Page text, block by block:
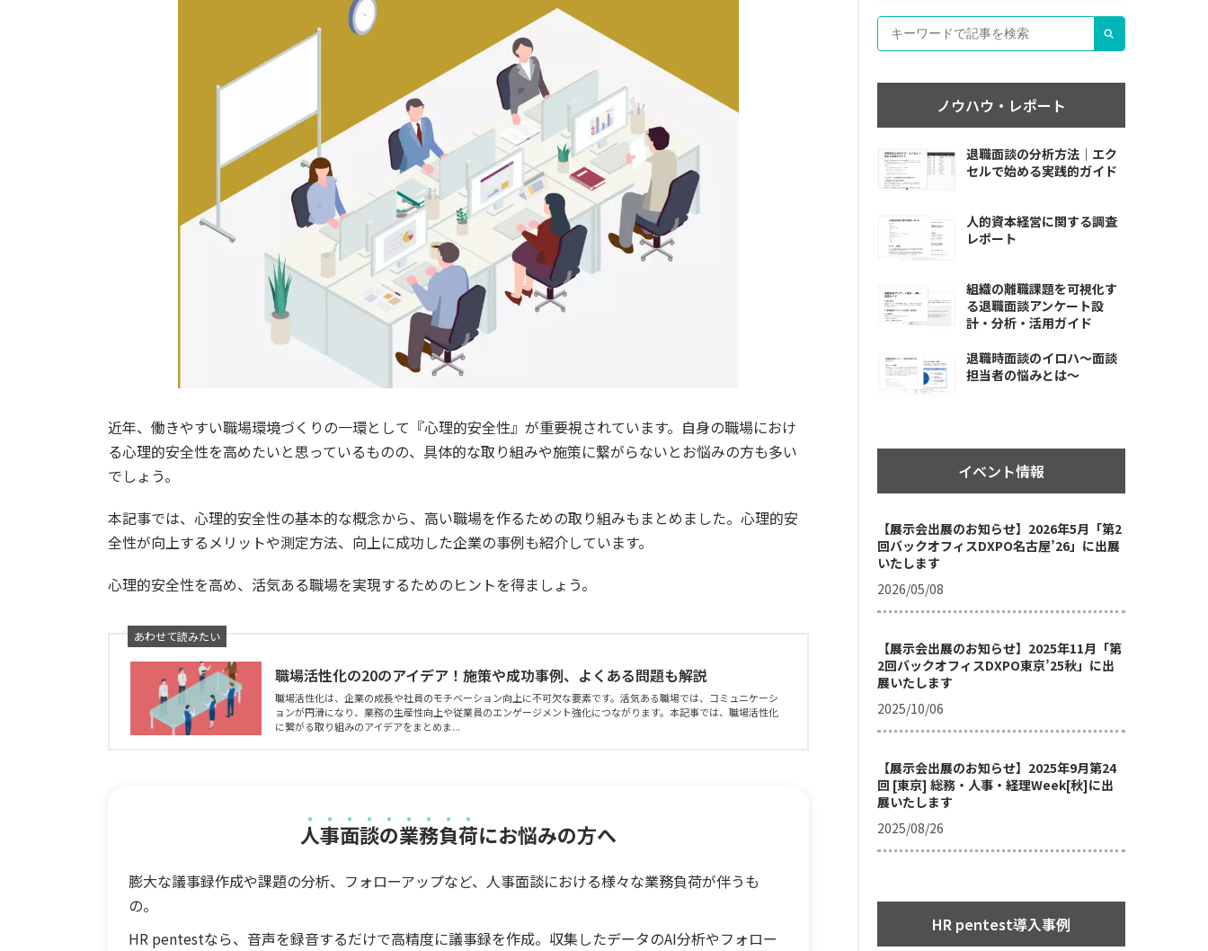
近年、働きやすい職場環境づくりの一環として『心理的安全性』が重要視されています。自身の職場におけ
る心理的安全性を高めたいと思っているものの、具体的な取り組みや施策に繋がらないとお悩みの方も多い
でしょう。
本記事では、心理的安全性の基本的な概念から、高い職場を作るための取り組みもまとめました。心理的安
全性が向上するメリットや測定方法、向上に成功した企業の事例も紹介しています。
心理的安全性を高め、活気ある職場を実現するためのヒントを得ましょう。
職場活性化の20のアイデア！施策や成功事例、よくある問題も解説
職場活性化は、企業の成長や社員のモチベーション向上に不可欠な要素です。活気ある職場では、コミュニケーシ
ョンが円滑になり、業務の生産性向上や従業員のエンゲージメント強化につながります。本記事では、職場活性化
に繋がる取り組みのアイデアをまとめま...
人事面談の業務負荷にお悩みの方へ
膨大な議事録作成や課題の分析、フォローアップなど、人事面談における様々な業務負荷が伴うも
の。
HR pentestなら、音声を録音するだけで高精度に議事録を作成。収集したデータのAI分析やフォロー
ノウハウ・レポート
退職面談の分析方法｜エク
セルで始める実践的ガイド
人的資本経営に関する調査
レポート
組織の離職課題を可視化す
る退職面談アンケート設
計・分析・活用ガイド
退職時面談のイロハ〜面談
担当者の悩みとは〜
イベント情報
【展示会出展のお知らせ】2026年5月「第2
回バックオフィスDXPO名古屋’26」に出展
いたします
2026/05/08
【展示会出展のお知らせ】2025年11月「第
2回バックオフィスDXPO東京’25秋」に出
展いたします
2025/10/06
【展示会出展のお知らせ】2025年9月第24
回 [東京] 総務・人事・経理Week[秋]に出
展いたします
2025/08/26
HR pentest導入事例